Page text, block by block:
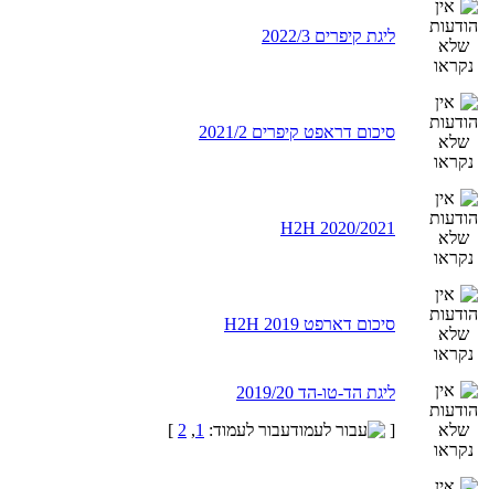
ליגת קיפרים 2022/3
סיכום דראפט קיפרים 2021/2
H2H 2020/2021
סיכום דארפט H2H 2019
ליגת הד-טו-הד 2019/20
[
עבור לעמוד: 1
,
2
]